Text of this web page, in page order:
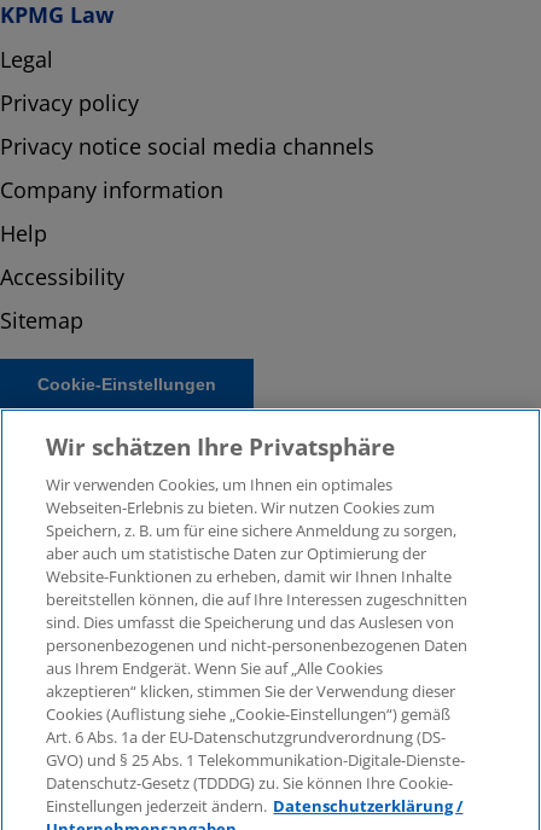
KPMG Law
Legal
Privacy policy
Privacy notice social media channels
Company information
Help
Accessibility
Sitemap
Cookie-Einstellungen
© 2026 KPMG Law Rechtsanwaltsgesellschaft mbH,
associated with KPMG AG Wirtschaftsprüfungsgesellschaft,
a public limited company under German law and a
member of the global KPMG organisation of independent
member firms affiliated with KPMG International Limited, a
Private English Company Limited by Guarantee. All rights
reserved. For more details on the structure of KPMG’s
global organisation, please visit
Wir schätzen Ihre Privatsphäre
Wir verwenden Cookies, um Ihnen ein optimales
Webseiten-Erlebnis zu bieten. Wir nutzen Cookies zum
Speichern, z. B. um für eine sichere Anmeldung zu sorgen,
aber auch um statistische Daten zur Optimierung der
Website-Funktionen zu erheben, damit wir Ihnen Inhalte
bereitstellen können, die auf Ihre Interessen zugeschnitten
sind. Dies umfasst die Speicherung und das Auslesen von
personenbezogenen und nicht-personenbezogenen Daten
aus Ihrem Endgerät. Wenn Sie auf „Alle Cookies
akzeptieren“ klicken, stimmen Sie der Verwendung dieser
Cookies (Auflistung siehe „Cookie-Einstellungen“) gemäß
Art. 6 Abs. 1a der EU-Datenschutzgrundverordnung (DS-
GVO) und § 25 Abs. 1 Telekommunikation-Digitale-Dienste-
Datenschutz-Gesetz (TDDDG) zu. Sie können Ihre Cookie-
Einstellungen jederzeit ändern. Datenschutzerklärung /